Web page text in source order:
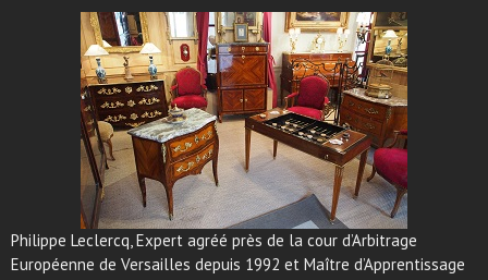
Philippe Leclercq, Expert agréé près de la cour d’Arbitrage
Européenne de Versailles depuis 1992 et Maître d’Apprentissage